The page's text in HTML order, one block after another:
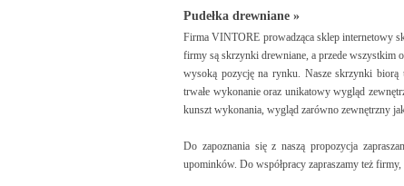
Pudełka drewniane »
Firma VINTORE prowadząca sklep internetowy
firmy są skrzynki drewniane, a przede wszystkim
wysoką pozycję na rynku. Nasze skrzynki biorą
trwałe wykonanie oraz unikatowy wygląd
kunszt wykonania, wygląd zarówno zewnętrzny
Do zapoznania się z naszą propozycja
upominków. Do współpracy zapraszamy też